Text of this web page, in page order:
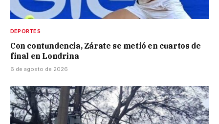
DEPORTES
Con contundencia, Zárate se metió en cuartos de
final en Londrina
6 de agosto de 2026